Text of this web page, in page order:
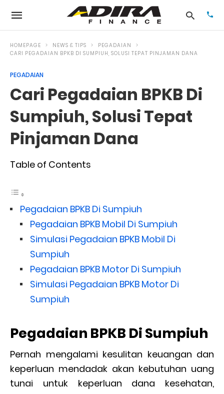
HOMEPAGE NEWS & TIPS
PEGADAIAN
CARI PEGADAIAN BPKB DI SUMPIUH, SOLUSI TEPAT PINJAMAN DANA
PEGADAIAN
Cari Pegadaian BPKB Di
Sumpiuh, Solusi Tepat
Pinjaman Dana
Table of Contents
Pegadaian BPKB Di Sumpiuh
Pegadaian BPKB Mobil Di Sumpiuh
Simulasi Pegadaian BPKB Mobil Di
Sumpiuh
Pegadaian BPKB Motor Di Sumpiuh
Simulasi Pegadaian BPKB Motor Di
Sumpiuh
Pegadaian BPKB Di Sumpiuh
Pernah mengalami kesulitan keuangan dan
keperluan mendadak akan kebutuhan uang
tunai untuk keperluan dana kesehatan,